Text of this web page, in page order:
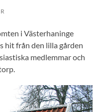
i Västerhaninge
hit från den lilla gården
medlemmar och